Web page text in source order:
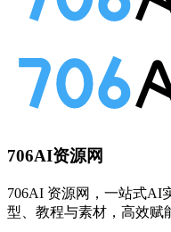
706AI资源网
706AI 资源网，一站式AI
型、教程与素材，高效赋